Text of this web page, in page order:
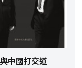
與中國打交道